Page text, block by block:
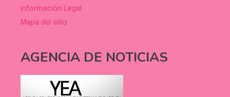
información Legal
Mapa del sitio
AGENCIA DE NOTICIAS